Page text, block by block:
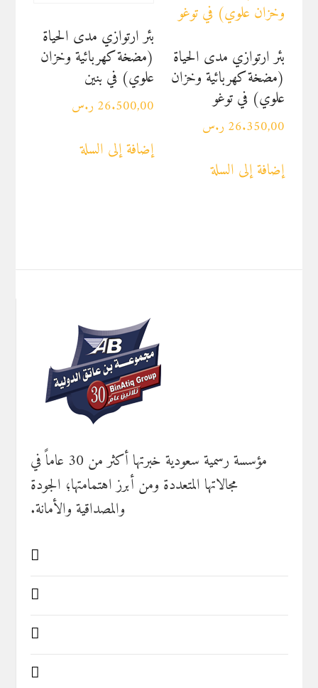
بئر ارتوازي مدى الحياة
(مضخة كهربائية وخزان
علوي) في توغو
26.350,00ر.س
إضافة إلى السلة
بئر ارتوازي مدى الحياة
(مضخة كهربائية وخزان
علوي) في بنين
26.500,00ر.س
إضافة إلى السلة
مؤسسة رسمية سعودية خبرتها أكثر من 30 عاماً في
مجالاتها المتعددة ومن أبرز اهتمامتها؛ الجودة
والمصداقية والأمانة.